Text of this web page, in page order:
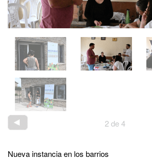
2de4
Nueva instancia en los barrios